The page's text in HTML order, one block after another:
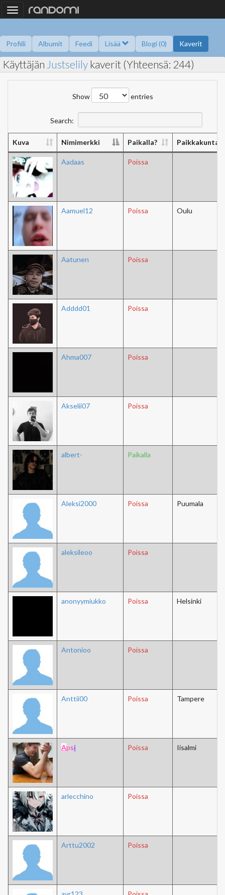
Toggle
navigation
Profiili Albumit Feedi Lisää Blogi (0) Kaverit
Kysy minulta Tietoa Kaverikirja Gallupit Saavutukset
Käyttäjän Justselily kaverit (Yhteensä: 244)
Show entries
Search:
Kuva Nimimerkki Paikalla? Paikkakunta
Aadaas Poissa
Aamuel12 Poissa Oulu
Aatunen Poissa
Adddd01 Poissa
Ahma007 Poissa
Akselii07 Poissa
albert- Paikalla
Aleksi2000 Poissa Puumala
aleksileoo Poissa
anonyymiukko Poissa Helsinki
Antonioo Poissa
Anttii00 Poissa Tampere
Apsi Poissa Iisalmi
arlecchino Poissa
Arttu2002 Poissa